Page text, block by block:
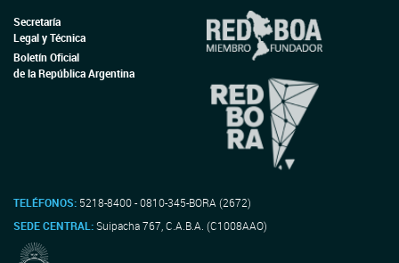
Secretaría
Legal y Técnica
Boletín Oficial
de la República Argentina
TELÉFONOS: 5218-8400 - 0810-345-BORA (2672)
SEDE CENTRAL:Suipacha 767, C.A.B.A. (C1008AAO)